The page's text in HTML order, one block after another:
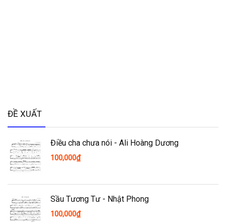
ĐỀ XUẤT
Điều cha chưa nói - Ali Hoàng Dương
100,000₫
Sầu Tương Tư - Nhật Phong
100,000₫